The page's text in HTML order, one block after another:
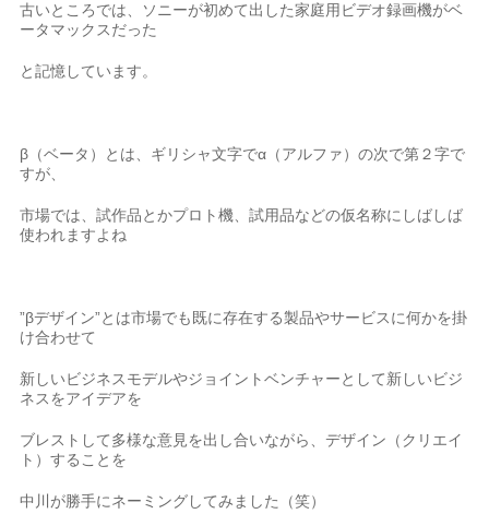
古いところでは、ソニーが初めて出した家庭用ビデオ録画機がベ
ータマックスだった
と記憶しています。
β（ベータ）とは、ギリシャ文字でα（アルファ）の次で第２字で
すが、
市場では、試作品とかプロト機、試用品などの仮名称にしばしば
使われますよね
”βデザイン”とは市場でも既に存在する製品やサービスに何かを掛
け合わせて
新しいビジネスモデルやジョイントベンチャーとして新しいビジ
ネスをアイデアを
ブレストして多様な意見を出し合いながら、デザイン（クリエイ
ト）することを
中川が勝手にネーミングしてみました（笑）